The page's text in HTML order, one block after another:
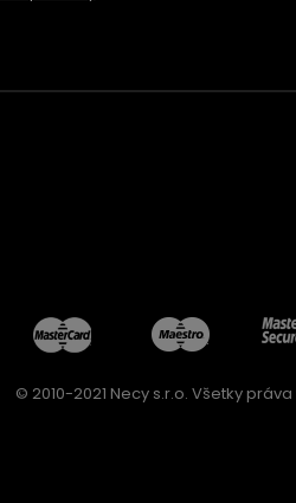
© 2010-2021 Necy s.r.o. Všetky